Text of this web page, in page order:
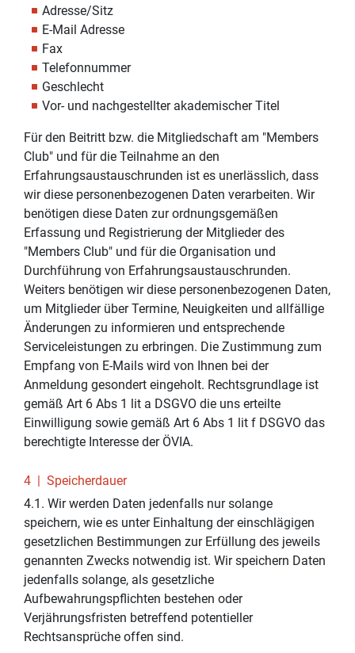
Adresse/Sitz
E-Mail Adresse
Fax
Telefonnummer
Geschlecht
Vor- und nachgestellter akademischer Titel
Für den Beitritt bzw. die Mitgliedschaft am "Members
Club" und für die Teilnahme an den
Erfahrungsaustauschrunden ist es unerlässlich, dass
wir diese personenbezogenen Daten verarbeiten. Wir
benötigen diese Daten zur ordnungsgemäßen
Erfassung und Registrierung der Mitglieder des
"Members Club" und für die Organisation und
Durchführung von Erfahrungsaustauschrunden.
Weiters benötigen wir diese personenbezogenen Daten,
um Mitglieder über Termine, Neuigkeiten und allfällige
Änderungen zu informieren und entsprechende
Serviceleistungen zu erbringen. Die Zustimmung zum
Empfang von E-Mails wird von Ihnen bei der
Anmeldung gesondert eingeholt. Rechtsgrundlage ist
gemäß Art 6 Abs 1 lit a DSGVO die uns erteilte
Einwilligung sowie gemäß Art 6 Abs 1 lit f DSGVO das
berechtigte Interesse der ÖVIA.
4 | Speicherdauer
4.1. Wir werden Daten jedenfalls nur solange
speichern, wie es unter Einhaltung der einschlägigen
gesetzlichen Bestimmungen zur Erfüllung des jeweils
genannten Zwecks notwendig ist. Wir speichern Daten
jedenfalls solange, als gesetzliche
Aufbewahrungspflichten bestehen oder
Verjährungsfristen betreffend potentieller
Rechtsansprüche offen sind.